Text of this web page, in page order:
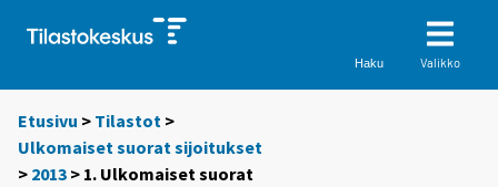
Haku Valikko
Etusivu > Tilastot >
Ulkomaiset suorat sijoitukset
> 2013 > 1. Ulkomaiset suorat